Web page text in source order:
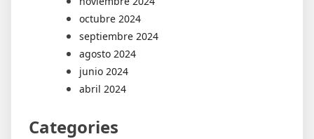
octubre 2024
septiembre 2024
agosto 2024
junio 2024
abril 2024
Categories